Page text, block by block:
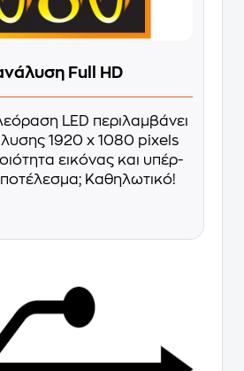
Full HD
LED περιλαμβάνει
1920 x 1080 pixels
εικόνας και υπέρ-
Καθηλωτικό!